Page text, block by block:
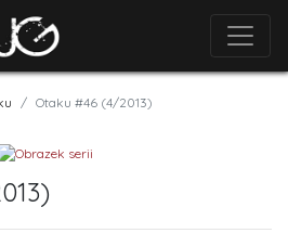
Otaku #46 (4/2013)